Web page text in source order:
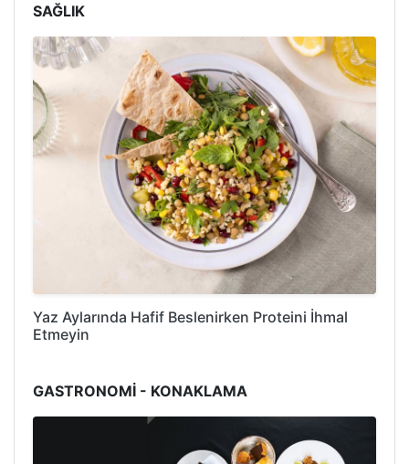
SAĞLIK
Yaz Aylarında Hafif Beslenirken Proteini İhmal
Etmeyin
GASTRONOMİ - KONAKLAMA